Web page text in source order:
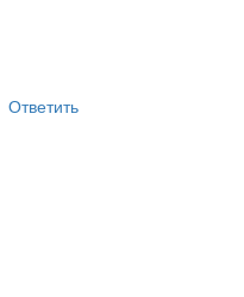
Ответить